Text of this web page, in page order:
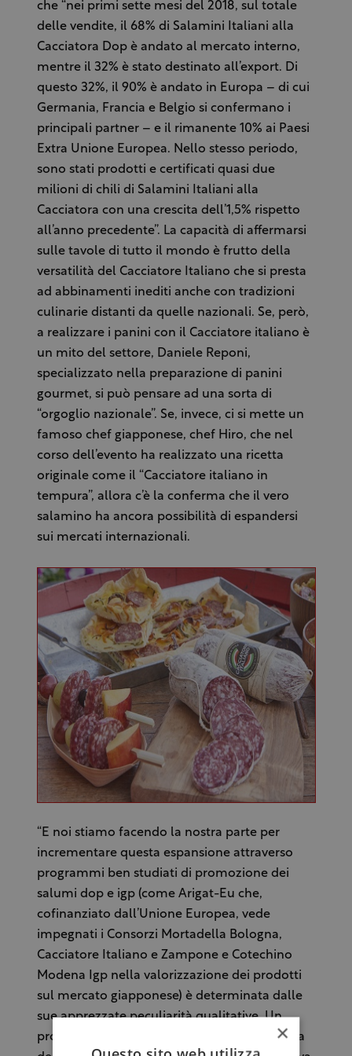
che “nei primi sette mesi del 2018, sul totale
delle vendite, il 68% di Salamini Italiani alla
Cacciatora Dop è andato al mercato interno,
mentre il 32% è stato destinato all’export. Di
questo 32%, il 90% è andato in Europa – di cui
Germania, Francia e Belgio si confermano i
principali partner – e il rimanente 10% ai Paesi
Extra Unione Europea. Nello stesso periodo,
sono stati prodotti e certificati quasi due
milioni di chili di Salamini Italiani alla
Cacciatora con una crescita dell’1,5% rispetto
all’anno precedente”. La capacità di affermarsi
sulle tavole di tutto il mondo è frutto della
versatilità del Cacciatore Italiano che si presta
ad abbinamenti inediti anche con tradizioni
culinarie distanti da quelle nazionali. Se, però,
a realizzare i panini con il Cacciatore italiano è
un mito del settore, Daniele Reponi,
specializzato nella preparazione di panini
gourmet, si può pensare ad una sorta di
“orgoglio nazionale”. Se, invece, ci si mette un
famoso chef giapponese, chef Hiro, che nel
corso dell’evento ha realizzato una ricetta
originale come il “Cacciatore italiano in
tempura”, allora c’è la conferma che il vero
salamino ha ancora possibilità di espandersi
sui mercati internazionali.
“E noi stiamo facendo la nostra parte per
incrementare questa espansione attraverso
programmi ben studiati di promozione dei
salumi dop e igp (come Arigat-Eu che,
cofinanziato dall’Unione Europea, vede
impegnati i Consorzi Mortadella Bologna,
Cacciatore Italiano e Zampone e Cotechino
Modena Igp nella valorizzazione dei prodotti
sul mercato giapponese) è determinata dalle
sue apprezzate peculiarità qualitative. Un
prodotto unico, caratterizzato dall’eccellenza
×